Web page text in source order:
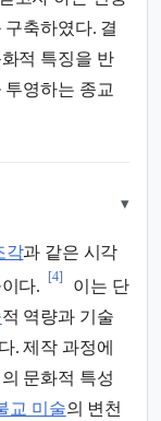
축하였다. 결
적 특징을 반
투영하는 종교
▾
각과 같은 시각
다.
[4]
이는 단
적 역량과 기술
. 제작 과정에
문화적 특성
교 미술의 변천